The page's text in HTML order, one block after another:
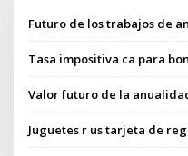
Futuro de los trabajos de
Tasa impositiva ca para
Valor futuro de la
Juguetes r us tarjeta de